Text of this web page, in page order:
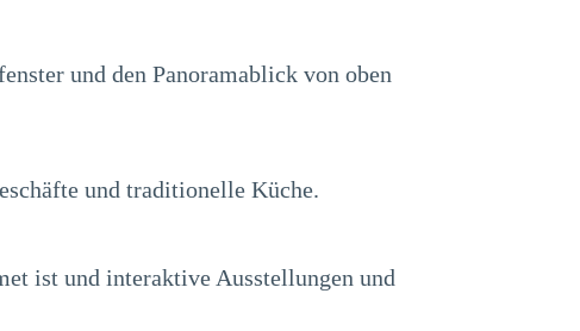
und den Panoramablick von oben
und traditionelle Küche.
ist und interaktive Ausstellungen und